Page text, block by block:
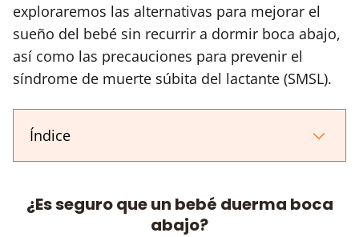
exploraremos las alternativas para mejorar el
sueño del bebé sin recurrir a dormir boca abajo,
así como las precauciones para prevenir el
síndrome de muerte súbita del lactante (SMSL).
Índice
¿Es seguro que un bebé duerma boca
abajo?